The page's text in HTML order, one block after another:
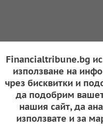
Financialtribune.bg
използване на
чрез бисквитки и
да подобрим
нашия сайт, да
използвате и за